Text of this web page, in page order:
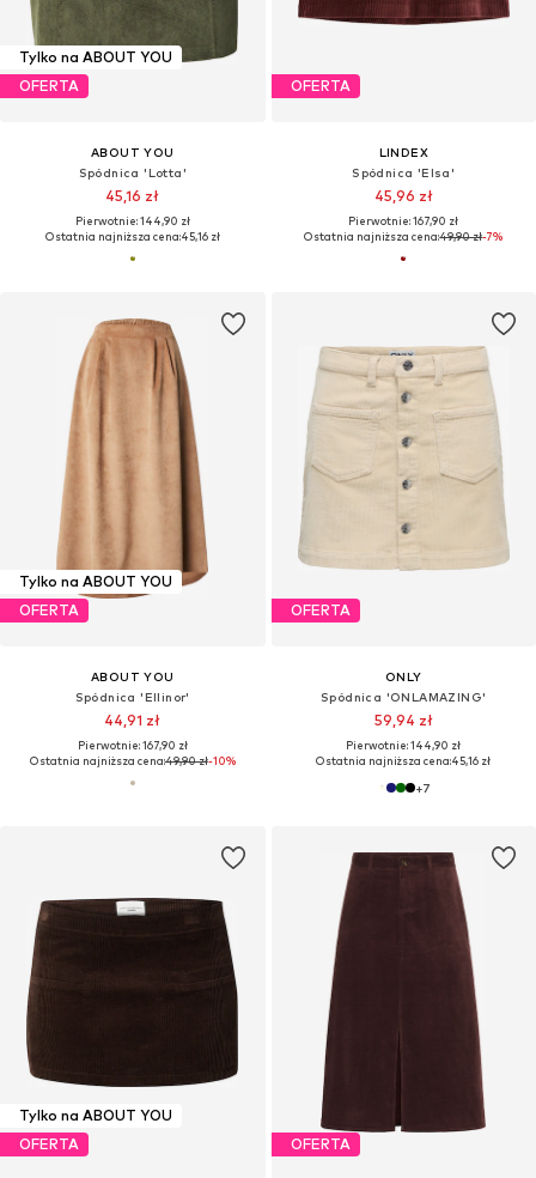
Tylko na ABOUT YOU
OFERTA
ABOUT YOU
Spódnica 'Lotta'
45,16 zł
Pierwotnie: 144,90 zł
Ostatnia najniższa cena:45,16 zł
OFERTA
LINDEX
Spódnica 'Elsa'
45,96 zł
Pierwotnie: 167,90 zł
Ostatnia najniższa cena:49,90 zł-7%
Tylko na ABOUT YOU
OFERTA
ABOUT YOU
Spódnica 'Ellinor'
44,91 zł
Pierwotnie: 167,90 zł
Ostatnia najniższa cena:49,90 zł-10%
OFERTA
ONLY
Spódnica 'ONLAMAZING'
59,94 zł
Pierwotnie: 144,90 zł
Ostatnia najniższa cena:45,16 zł
+7
Tylko na ABOUT YOU
OFERTA
OFERTA